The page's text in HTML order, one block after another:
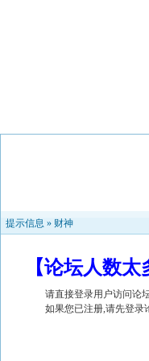
提示信息 » 财神
【论坛人数
请直接登录用户访问论
如果您已注册,请先登录